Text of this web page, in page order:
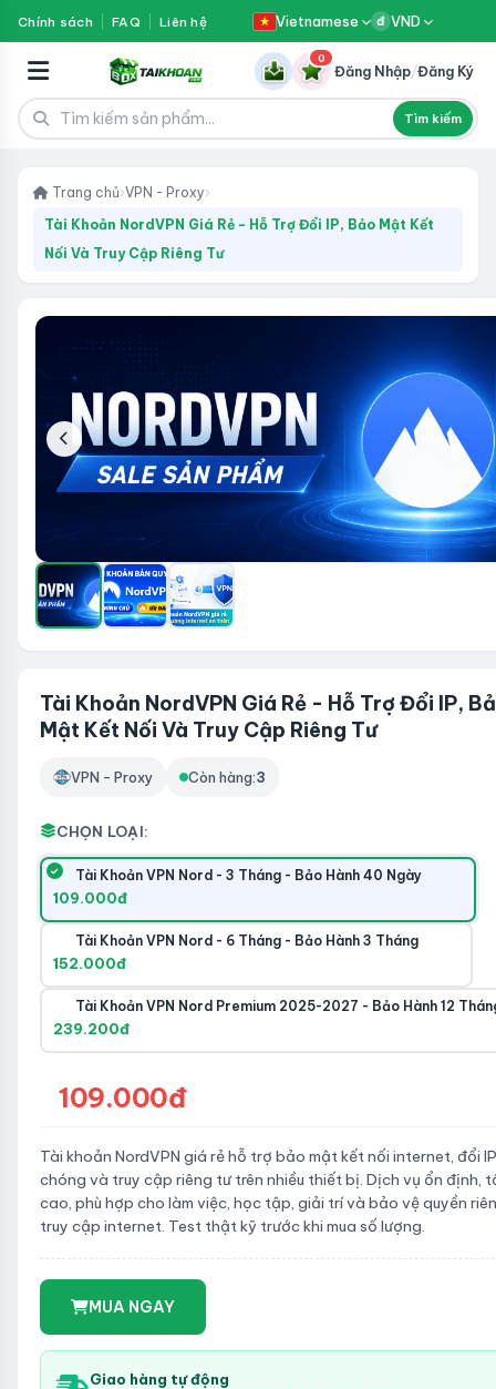
Chính sách FAQ Liên hệ Vietnamese đ VND
Tìm kiếm
0
Đăng Nhập/Đăng Ký
Trang chủ›VPN - Proxy›
Tài Khoản NordVPN Giá Rẻ - Hỗ Trợ Đổi IP, Bảo Mật Kết
Nối Và Truy Cập Riêng Tư
Tài Khoản NordVPN Giá Rẻ - Hỗ Trợ Đổi IP,
Mật Kết Nối Và Truy Cập Riêng Tư
VPN - Proxy Còn hàng:3
CHỌN LOẠI:
Tài Khoản VPN Nord - 3 Tháng - Bảo Hành 40 Ngày
109.000đ
Tài Khoản VPN Nord - 6 Tháng - Bảo Hành 3 Tháng
152.000đ
Tài Khoản VPN Nord Premium 2025-2027 - Bảo Hành 12
239.200đ
109.000đ
Tài khoản NordVPN giá rẻ hỗ trợ bảo mật kết nối internet, đổi
chóng và truy cập riêng tư trên nhiều thiết bị. Dịch vụ ổn định,
cao, phù hợp cho làm việc, học tập, giải trí và bảo vệ quyền
truy cập internet. Test thật kỹ trước khi mua số lượng.
MUA NGAY
Giao hàng tự động